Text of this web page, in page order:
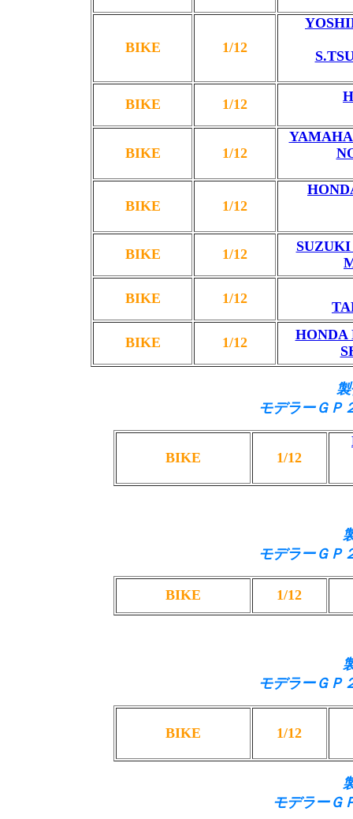
BIKE 1/12
BIKE 1/12
BIKE 1/12
YAMAHA
BIKE 1/12
BIKE 1/12
SUZUKI
BIKE 1/12
BIKE 1/12
HONDA
モデラーＧＰ
BIKE 1/12
モデラーＧＰ
BIKE 1/12
モデラーＧＰ
BIKE 1/12
モデラーＧ